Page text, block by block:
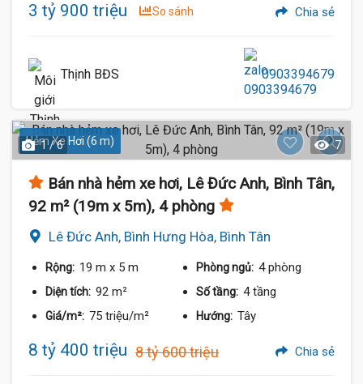
3 tỷ 900 triệu So sánh Chia sẻ
Thịnh BĐS 0903394679
Hẻm Xe Hơi (6 m)
1 / 6 7
Bán nhà hẻm xe hơi, Lê Đức Anh, Bình Tân,
92 m² (19m x 5m), 4 phòng
Lê Đức Anh, Bình Hưng Hòa, Bình Tân
Rộng: 19 m x 5 m Phòng ngủ: 4 phòng
Diện tích: 92 m² Số tầng: 4 tầng
Giá/m²: 75 triệu/m² Hướng: Tây
8 tỷ 400 triệu 8 tỷ 600 triệu Chia sẻ